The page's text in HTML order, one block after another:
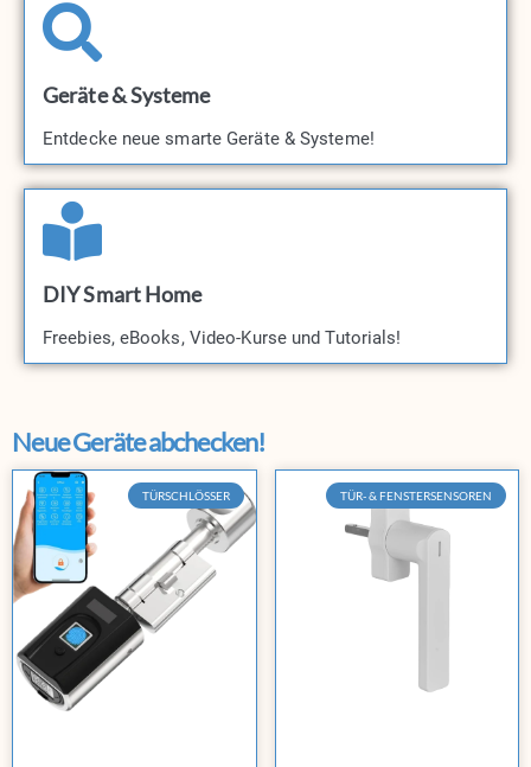
Geräte & Systeme
Entdecke neue smarte Geräte & Systeme!​
DIY Smart Home
Freebies, eBooks, Video-Kurse und Tutorials!​
Neue Geräte abchecken!
TÜRSCHLÖSSER TÜR- & FENSTERSENSOREN